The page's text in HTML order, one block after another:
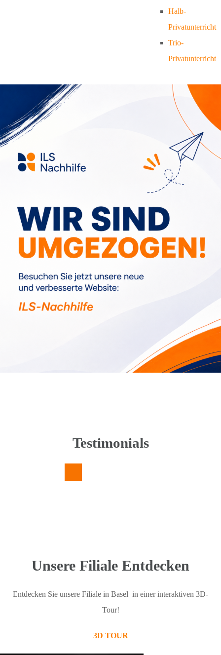
Halb-
Privatunterricht
Trio-
Privatunterricht
Testimonials
Unsere Filiale Entdecken
Entdecken Sie unsere Filiale in Basel in einer interaktiven 3D-
Tour!
3D TOUR